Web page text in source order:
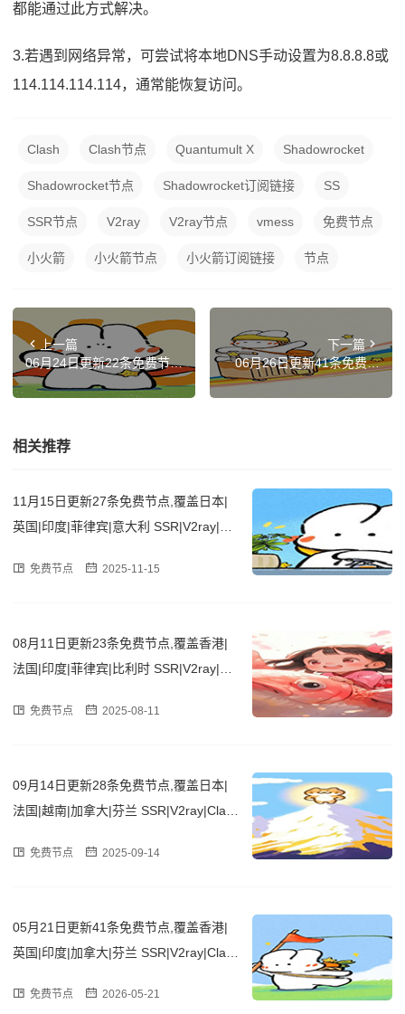
都能通过此方式解决。
3.若遇到网络异常，可尝试将本地DNS手动设置为8.8.8.8或
114.114.114.114，通常能恢复访问。
Clash Clash节点 Quantumult X Shadowrocket
Shadowrocket节点 Shadowrocket订阅链接 SS
SSR节点 V2ray V2ray节点 vmess 免费节点
小火箭 小火箭节点 小火箭订阅链接 节点
上一篇
06月24日更新22条免费节
点,覆盖韩国|法国|印度|土耳
其|芬兰 SSR|V2ray|Clash订
下一篇
06月26日更新41条免费节
点,覆盖日本|美国|印度|加拿
大|意大利 SSR|V2ray|Clash
相关推荐
11月15日更新27条免费节点,覆盖日本|
英国|印度|菲律宾|意大利 SSR|V2ray|Cla
免费节点 2025-11-15
08月11日更新23条免费节点,覆盖香港|
法国|印度|菲律宾|比利时 SSR|V2ray|Cla
免费节点 2025-08-11
09月14日更新28条免费节点,覆盖日本|
法国|越南|加拿大|芬兰 SSR|V2ray|Clas
免费节点 2025-09-14
05月21日更新41条免费节点,覆盖香港|
英国|印度|加拿大|芬兰 SSR|V2ray|Clas
免费节点 2026-05-21